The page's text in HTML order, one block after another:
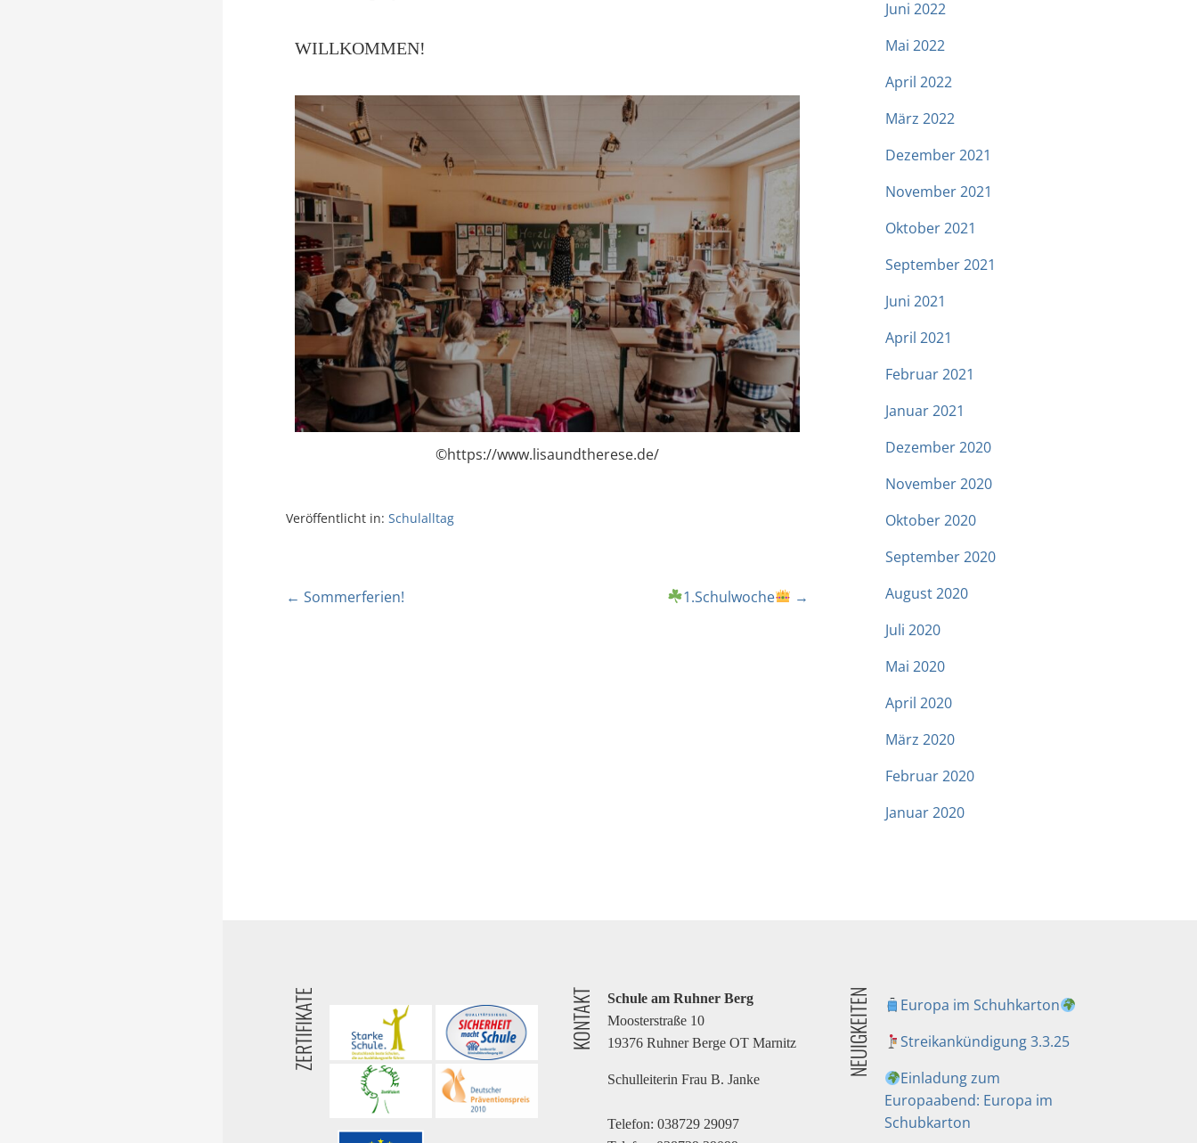
WILLKOMMEN!
©https://www.lisaundtherese.de/
Veröffentlicht in: Schulalltag
← Sommerferien! 1.Schulwoche →
Juni 2022
Mai 2022
April 2022
März 2022
Dezember 2021
November 2021
Oktober 2021
September 2021
Juni 2021
April 2021
Februar 2021
Januar 2021
Dezember 2020
November 2020
Oktober 2020
September 2020
August 2020
Juli 2020
Mai 2020
April 2020
März 2020
Februar 2020
Januar 2020
ZERTIFIKATE KONTAKT
Schule am Ruhner Berg
Moosterstraße 10
19376 Ruhner Berge OT Marnitz
Schulleiterin Frau B. Janke
Telefon: 038729 29097
NEUIGKEITEN
Europa im Schuhkarton
Streikankündigung 3.3.25
Einladung zum
Europaabend: Europa im
Schubkarton